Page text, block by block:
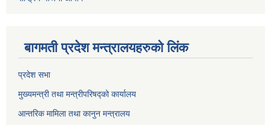
बागमती प्रदेश मन्त्रालयहरुको लिंक
प्रदेश सभा
मुख्यमन्त्री तथा मन्त्रीपरिषद्को कार्यालय
आन्तरिक मामिला तथा कानुन मन्त्रालय